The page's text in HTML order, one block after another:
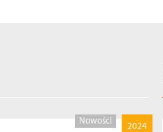
2024
Nowości